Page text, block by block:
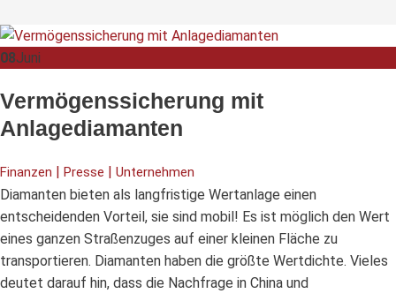
08Juni
Vermögenssicherung mit
Anlagediamanten
Finanzen | Presse | Unternehmen
Diamanten bieten als langfristige Wertanlage einen
entscheidenden Vorteil, sie sind mobil! Es ist möglich den Wert
eines ganzen Straßenzuges auf einer kleinen Fläche zu
transportieren. Diamanten haben die größte Wertdichte. Vieles
deutet darauf hin, dass die Nachfrage in China und